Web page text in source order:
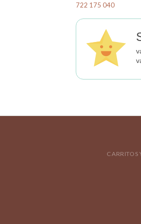
722 175 040
CARRITOS